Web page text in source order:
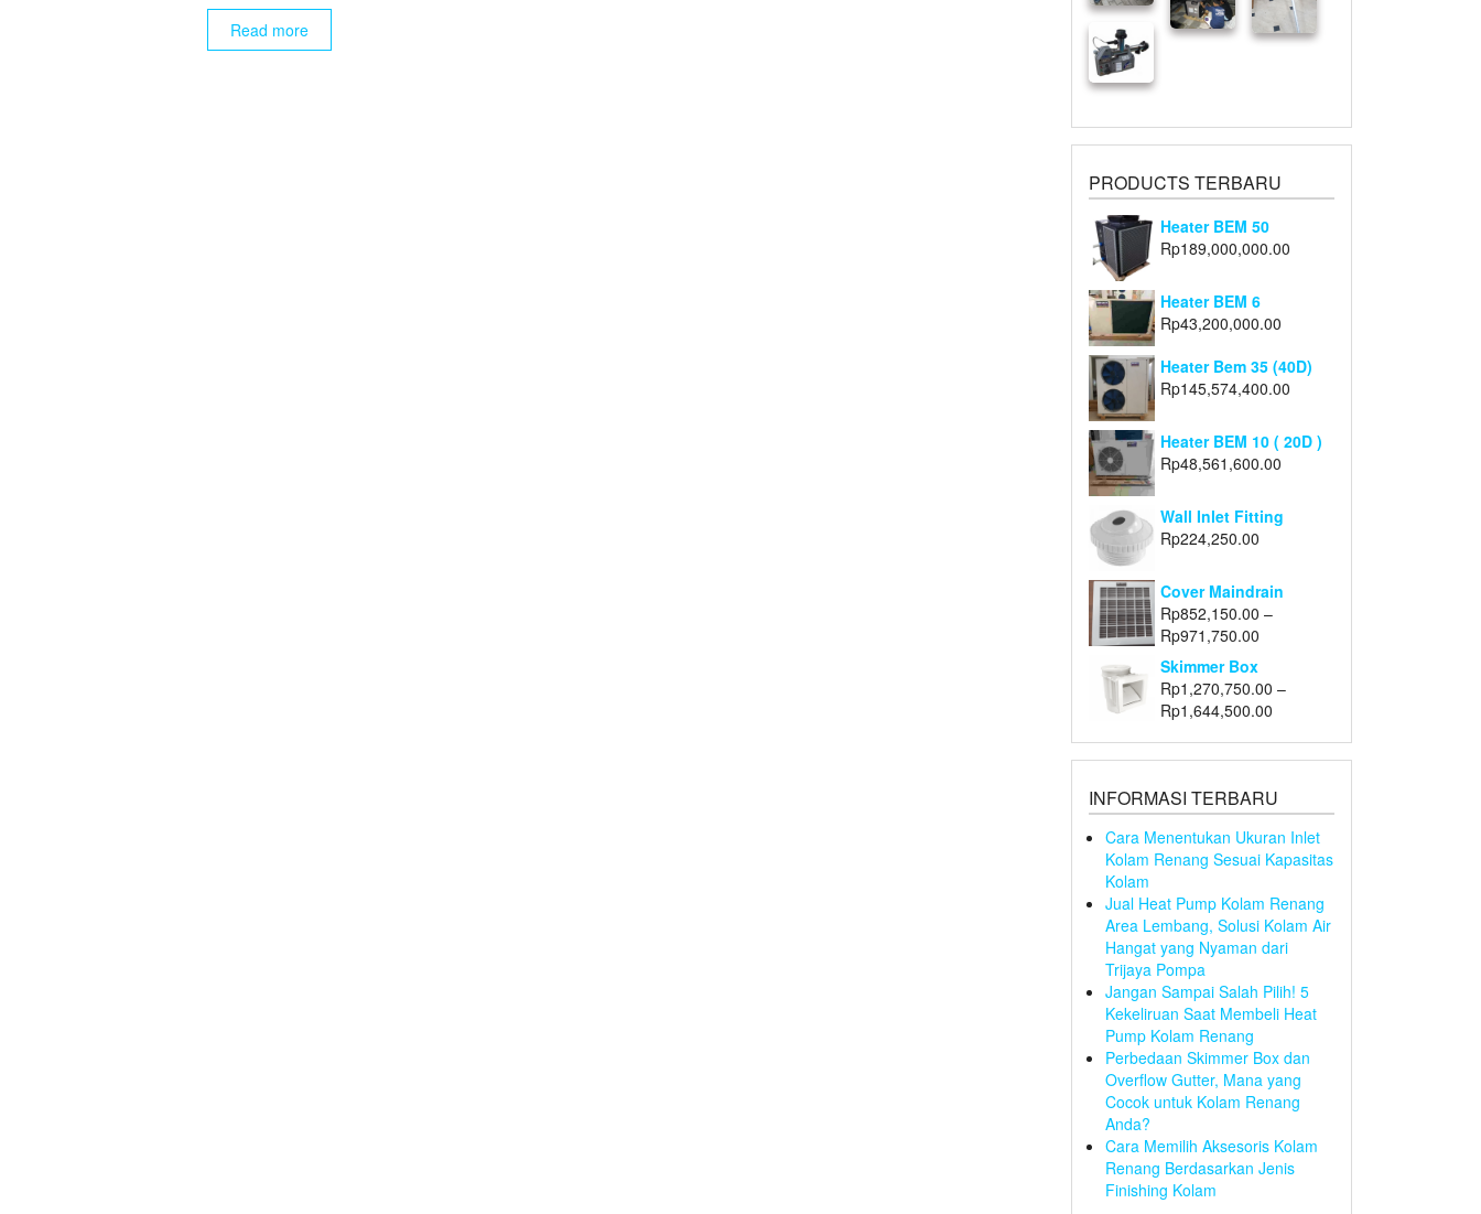
Read more
PRODUCTS TERBARU
Heater BEM 50
Rp189,000,000.00
Heater BEM 6
Rp43,200,000.00
Heater Bem 35 (40D)
Rp145,574,400.00
Heater BEM 10 ( 20D )
Rp48,561,600.00
Wall Inlet Fitting
Rp224,250.00
Cover Maindrain
Rp852,150.00 –
Rp971,750.00
Skimmer Box
Rp1,270,750.00 –
Rp1,644,500.00
INFORMASI TERBARU
Cara Menentukan Ukuran Inlet
Kolam Renang Sesuai Kapasitas
Kolam
Jual Heat Pump Kolam Renang
Area Lembang, Solusi Kolam Air
Hangat yang Nyaman dari
Trijaya Pompa
Jangan Sampai Salah Pilih! 5
Kekeliruan Saat Membeli Heat
Pump Kolam Renang
Perbedaan Skimmer Box dan
Overflow Gutter, Mana yang
Cocok untuk Kolam Renang
Anda?
Cara Memilih Aksesoris Kolam
Renang Berdasarkan Jenis
Finishing Kolam